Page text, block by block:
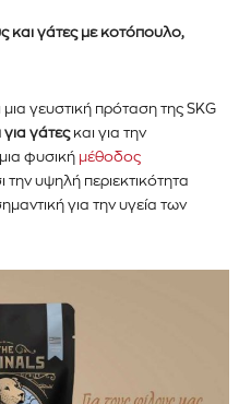
και γάτες με κοτόπουλο,
μια γευστική πρόταση της SKG
για γάτεςκαι για την
φυσική μέθοδος
την υψηλή περιεκτικότητα
για την υγεία των